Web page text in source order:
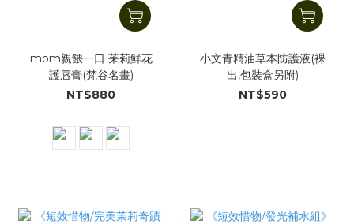
mom親餵一口 苿莉鮮花
護唇膏(梵谷名畫)
NT$880
小文青精油草本防護液(裸
出,包裝盒另附)
NT$590